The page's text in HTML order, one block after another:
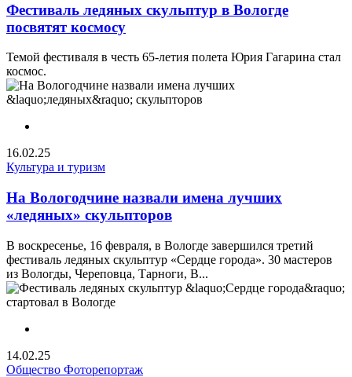
Фестиваль ледяных скульптур в Вологде
посвятят космосу
Темой фестиваля в честь 65-летия полета Юрия Гагарина стал
космос.
16.02.25
Культура и туризм
На Вологодчине назвали имена лучших
«ледяных» скульпторов
В воскресенье, 16 февраля, в Вологде завершился третий
фестиваль ледяных скульптур «Сердце города». 30 мастеров
из Вологды, Череповца, Тарноги, В...
14.02.25
Общество Фоторепортаж